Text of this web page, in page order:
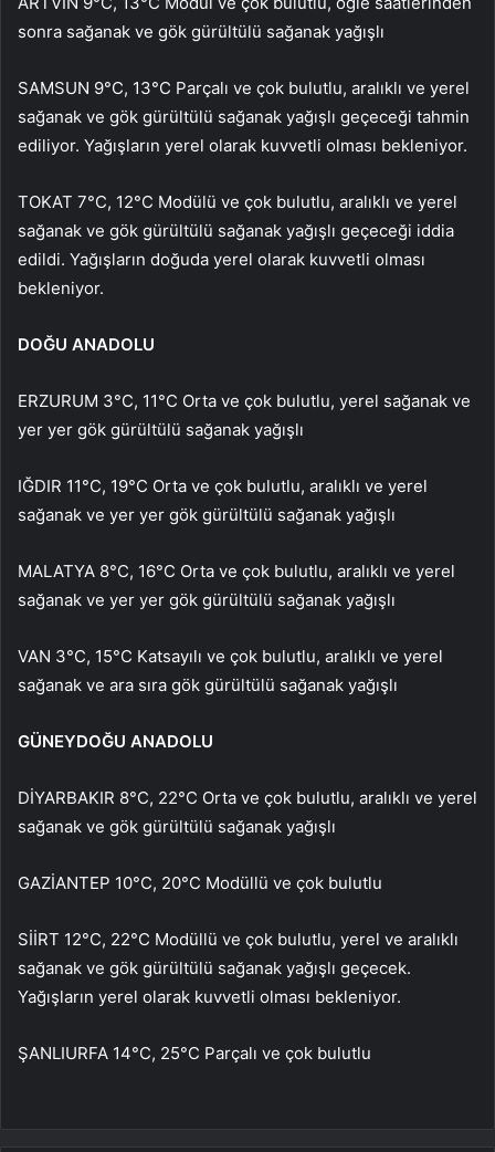
sonra sağanak ve gök gürültülü sağanak yağışlı
SAMSUN 9°C, 13°C Parçalı ve çok bulutlu, aralıklı ve yerel
sağanak ve gök gürültülü sağanak yağışlı geçeceği tahmin
ediliyor. Yağışların yerel olarak kuvvetli olması bekleniyor.
TOKAT 7°C, 12°C Modülü ve çok bulutlu, aralıklı ve yerel
sağanak ve gök gürültülü sağanak yağışlı geçeceği iddia
edildi. Yağışların doğuda yerel olarak kuvvetli olması
bekleniyor.
DOĞU ANADOLU
ERZURUM 3°C, 11°C Orta ve çok bulutlu, yerel sağanak ve
yer yer gök gürültülü sağanak yağışlı
IĞDIR 11°C, 19°C Orta ve çok bulutlu, aralıklı ve yerel
sağanak ve yer yer gök gürültülü sağanak yağışlı
MALATYA 8°C, 16°C Orta ve çok bulutlu, aralıklı ve yerel
sağanak ve yer yer gök gürültülü sağanak yağışlı
VAN 3°C, 15°C Katsayılı ve çok bulutlu, aralıklı ve yerel
sağanak ve ara sıra gök gürültülü sağanak yağışlı
GÜNEYDOĞU ANADOLU
DİYARBAKIR 8°C, 22°C Orta ve çok bulutlu, aralıklı ve yerel
sağanak ve gök gürültülü sağanak yağışlı
GAZİANTEP 10°C, 20°C Modüllü ve çok bulutlu
SİİRT 12°C, 22°C Modüllü ve çok bulutlu, yerel ve aralıklı
sağanak ve gök gürültülü sağanak yağışlı geçecek.
Yağışların yerel olarak kuvvetli olması bekleniyor.
ŞANLIURFA 14°C, 25°C Parçalı ve çok bulutlu